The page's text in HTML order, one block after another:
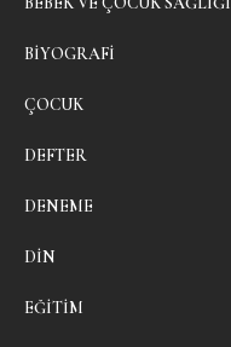
BIYOGRAFI
ÇOCUK
DEFTER
DENEME
DIN
EĞITIM